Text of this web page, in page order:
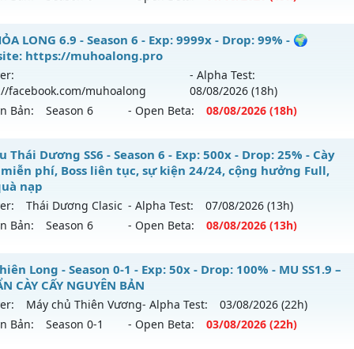
Non Reset
Mu Nguyên bản Webzen
Xshiel
CHAY HÚP MỐC NẠP - Boss liên tục, event cả ngày, vào là
mới ra tháng 08 2026 - Mở máy chủLong Kiếm
vào 19h
500x - Drop: 25%
loại: Mu Nguyên bản Webzen
VIP SHIELD
LONG 6.9 - Season 6 - Exp: 9999x - Drop: 99% - 🌍
https://muhoalong.pro
facebook.com/muhoalong
- Alpha Test:
08/08/2026 (18h)
Bản:
Season 6 - Open Beta: 08/08/2026 (18h)
LONG 6.9 - 🌍 Website: https://muhoalong.pro
ra tháng 08 2026 - Mở máy chủ
https://facebook.com/
08/08/2626
- Drop: 99%
Mu Nguyên bản Webzen
XShield
Thái Dương SS6 - Season 6 - Exp: 500x - Drop: 25% - Cày
phí, Boss liên tục, sự kiện 24/24, cộng hưởng Full,
nạp
Thái Dương Clasic - Alpha Test: 07/08/2026 (13h)
Bản:
Season 6 - Open Beta: 08/08/2026 (13h)
Thái Dương SS6 - Cày cuốc miễn phí, Boss liên tục, sự
quà nạp
ra tháng 08 2026 - Mở máy chủThái Dương Clasic
Long - Season 0-1 - Exp: 50x - Drop: 100% - MU SS1.9 –
CÀY CẤY NGUYÊN BẢN
Máy chủ Thiên Vương- Alpha Test: 03/08/2026 (22h)
Bản:
Season 0-1 - Open Beta: 03/08/2026 (22h)